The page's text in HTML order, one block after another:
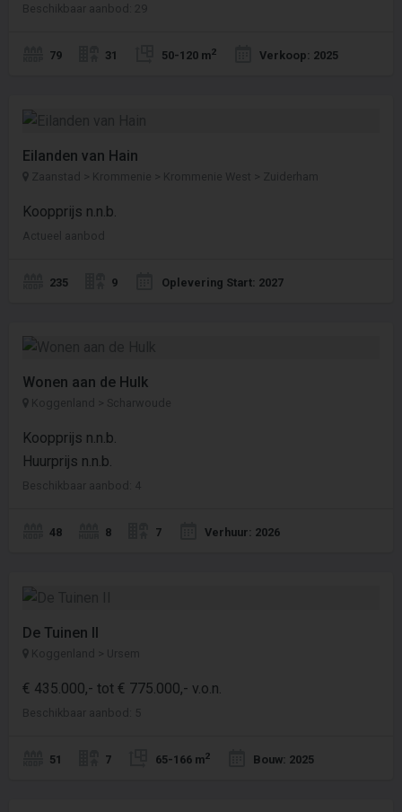
Beschikbaar aanbod: 29
79 31 50-120 m2 Verkoop: 2025
Eilanden van Hain
Zaanstad > Krommenie > Krommenie West > Zuiderham
Koopprijs n.n.b.
Actueel aanbod
235 9 Oplevering Start: 2027
Wonen aan de Hulk
Koggenland > Scharwoude
Koopprijs n.n.b.
Huurprijs n.n.b.
Beschikbaar aanbod: 4
48 8 7 Verhuur: 2026
De Tuinen II
Koggenland > Ursem
€ 435.000,- tot € 775.000,- v.o.n.
Beschikbaar aanbod: 5
51 7 65-166 m2 Bouw: 2025